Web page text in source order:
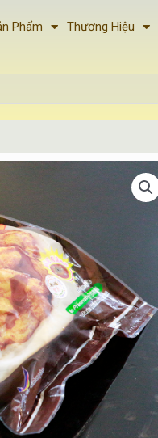
Phẩm Thương Hiệu